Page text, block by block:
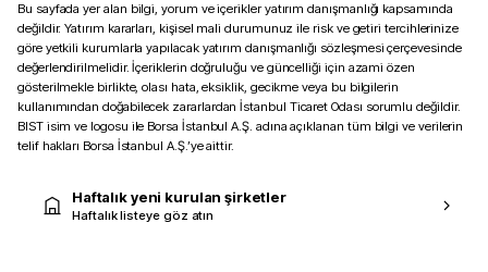
Bu sayfada yer alan bilgi, yorum ve içerikler yatırım danışmanlığı kapsamında
değildir. Yatırım kararları, kişisel mali durumunuz ile risk ve getiri tercihlerinize
göre yetkili kurumlarla yapılacak yatırım danışmanlığı sözleşmesi çerçevesinde
değerlendirilmelidir. İçeriklerin doğruluğu ve güncelliği için azami özen
gösterilmekle birlikte, olası hata, eksiklik, gecikme veya bu bilgilerin
kullanımından doğabilecek zararlardan İstanbul Ticaret Odası sorumlu değildir.
BIST isim ve logosu ile Borsa İstanbul A.Ş. adına açıklanan tüm bilgi ve verilerin
telif hakları Borsa İstanbul A.Ş.’ye aittir.
Haftalık yeni kurulan şirketler
Haftalık listeye göz atın